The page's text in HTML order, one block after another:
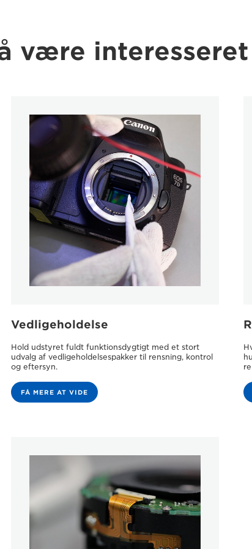
være
Vedligeholdelse
Hold udstyret fuldt funktionsdygtigt med et stort
udvalg af vedligeholdelsespakker til rensning, kontrol
og eftersyn.
FÅ MERE AT VIDE